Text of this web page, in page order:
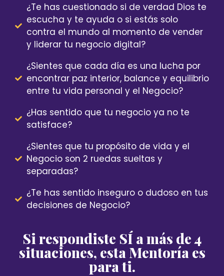
¿Te has cuestionado si de verdad Dios te
escucha y te ayuda o si estás solo
contra el mundo al momento de vender
y liderar tu negocio digital?
¿Sientes que cada día es una lucha por
encontrar paz interior, balance y equilibrio
entre tu vida personal y el Negocio?
¿Has sentido que tu negocio ya no te
satisface?
¿Sientes que tu propósito de vida y el
Negocio son 2 ruedas sueltas y
separadas?
¿Te has sentido inseguro o dudoso en tus
decisiones de Negocio?
Si respondiste SÍ a más de 4
situaciones, esta Mentoría es
para ti.